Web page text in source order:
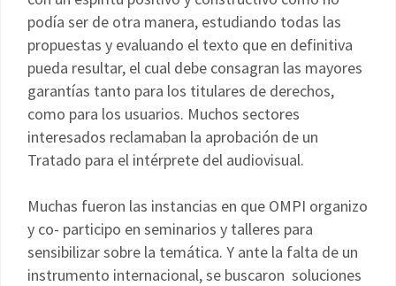
podía ser de otra manera, estudiando todas las
propuestas y evaluando el texto que en definitiva
pueda resultar, el cual debe consagran las mayores
garantías tanto para los titulares de derechos,
como para los usuarios. Muchos sectores
interesados reclamaban la aprobación de un
Tratado para el intérprete del audiovisual.
Muchas fueron las instancias en que OMPI organizo
y co- participo en seminarios y talleres para
sensibilizar sobre la temática. Y ante la falta de un
instrumento internacional, se buscaron soluciones